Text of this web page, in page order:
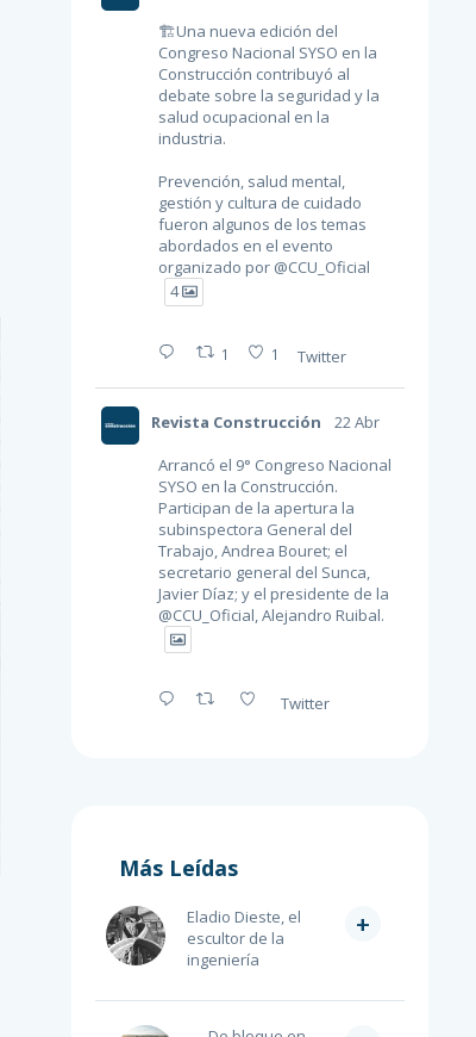
🏗Una nueva edición del
Congreso Nacional SYSO en la
Construcción contribuyó al
debate sobre la seguridad y la
salud ocupacional en la
industria.
Prevención, salud mental,
gestión y cultura de cuidado
fueron algunos de los temas
abordados en el evento
organizado por @CCU_Oficial
4
1 1 Twitter
Revista Construcción
22 Abr
Arrancó el 9° Congreso Nacional
SYSO en la Construcción.
Participan de la apertura la
subinspectora General del
Trabajo, Andrea Bouret; el
secretario general del Sunca,
Javier Díaz; y el presidente de la
@CCU_Oficial, Alejandro Ruibal.
Twitter
Más Leídas
Eladio Dieste, el
escultor de la
ingeniería
+